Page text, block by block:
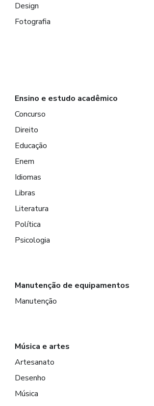
Design
Fotografia
Ensino e estudo acadêmico
Concurso
Direito
Educação
Enem
Idiomas
Libras
Literatura
Política
Psicologia
Manutenção de equipamentos
Manutenção
Música e artes
Artesanato
Desenho
Música